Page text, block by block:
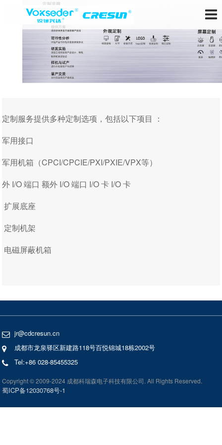
定制服务提供多种定制选项，包括以下项目 ：
军用接口
军用机箱（CPCI/CPCIE/PXI/PXIE/VPX等）
外 I/O 端口 额外 I/O 端口 I/O 卡 I/O 卡
扩展底座
定制机架
电磁屏蔽机箱
jr@cdcresun.cn
成都市龙泉驿区新建路118号百悦锦城18栋2002号
Tel:+86 028-85455325
Copyright © 2009-2024 成都科瑞森电子科技有限公司. All Rights Reserved.
蜀ICP备12030768号-1